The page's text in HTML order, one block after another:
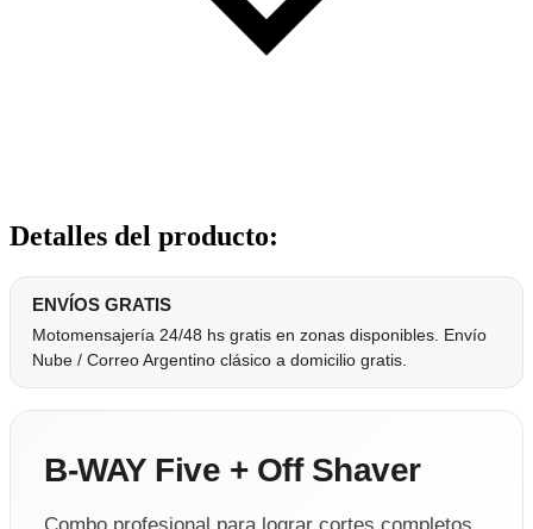
Detalles del producto:
ENVÍOS GRATIS
Motomensajería 24/48 hs gratis en zonas disponibles. Envío
Nube / Correo Argentino clásico a domicilio gratis.
B-WAY Five + Off Shaver